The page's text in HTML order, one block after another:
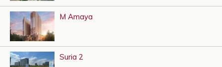
M Amaya
Suria 2